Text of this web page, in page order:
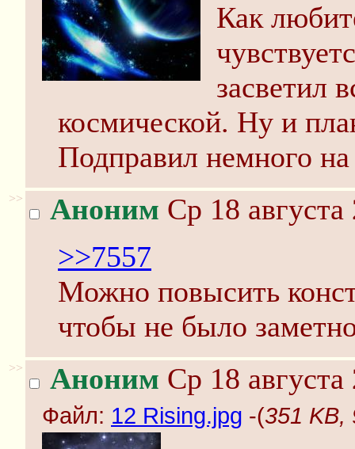
Как
засветил
космической. Ну и
Подправил немного на
>> Аноним Ср 18
>>7557
Можно повысить
чтобы не было
>> Аноним Ср 18
Файл: 12 Rising.jpg -(351 KB,